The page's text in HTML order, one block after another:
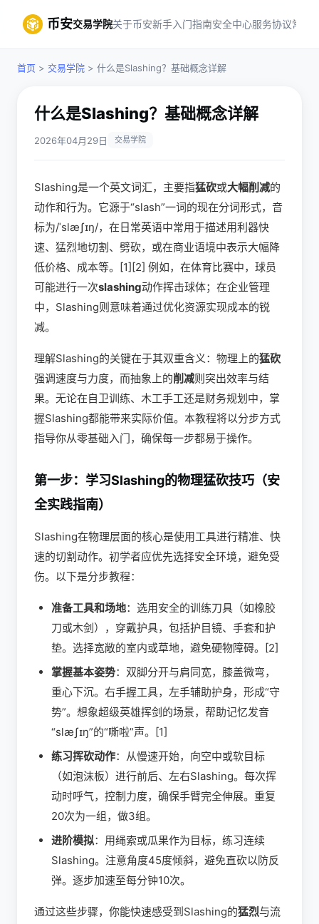
币安交易学院关于币安新手入门指南安全中心服务协议常见
首页 > 交易学院 > 什么是Slashing？基础概念详解
什么是Slashing？基础概念详解
2026年04月29日 交易学院
Slashing是一个英文词汇，主要指猛砍或大幅削减的
动作和行为。它源于“slash”一词的现在分词形式，音
标为/ˈslæʃɪŋ/，在日常英语中常用于描述用利器快
速、猛烈地切割、劈砍，或在商业语境中表示大幅降
低价格、成本等。[1][2] 例如，在体育比赛中，球员
可能进行一次slashing动作挥击球体；在企业管理
中，Slashing则意味着通过优化资源实现成本的锐
减。
理解Slashing的关键在于其双重含义：物理上的猛砍
强调速度与力度，而抽象上的削减则突出效率与结
果。无论在自卫训练、木工手工还是财务规划中，掌
握Slashing都能带来实际价值。本教程将以分步方式
指导你从零基础入门，确保每一步都易于操作。
第一步：学习Slashing的物理猛砍技巧（安
全实践指南）
Slashing在物理层面的核心是使用工具进行精准、快
速的切割动作。初学者应优先选择安全环境，避免受
伤。以下是分步教程：
准备工具和场地：选用安全的训练刀具（如橡胶
刀或木剑），穿戴护具，包括护目镜、手套和护
垫。选择宽敞的室内或草地，避免硬物障碍。[2]
掌握基本姿势：双脚分开与肩同宽，膝盖微弯，
重心下沉。右手握工具，左手辅助护身，形成“守
势”。想象超级英雄挥剑的场景，帮助记忆发音
“slæʃɪŋ”的“嘶啦”声。[1]
练习挥砍动作：从慢速开始，向空中或软目标
（如泡沫板）进行前后、左右Slashing。每次挥
动时呼气，控制力度，确保手臂完全伸展。重复
20次为一组，做3组。
进阶模拟：用绳索或瓜果作为目标，练习连续
Slashing。注意角度45度倾斜，避免直砍以防反
弹。逐步加速至每分钟10次。
通过这些步骤，你能快速感受到Slashing的猛烈与流